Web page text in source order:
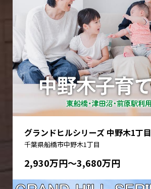
グランドヒルシリーズ 中野木1丁目
千葉県船橋市中野木1丁目
2,930万円〜3,680万円